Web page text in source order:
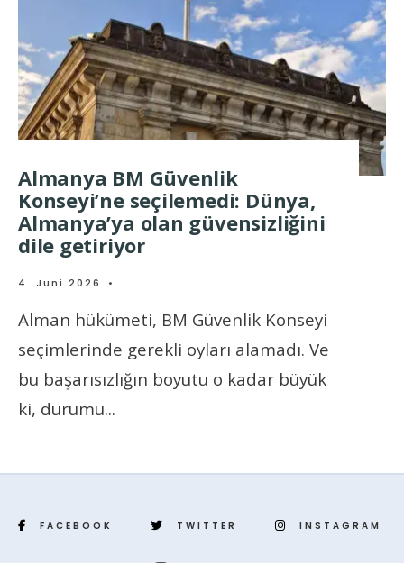
Almanya BM Güvenlik
Konseyi’ne seçilemedi: Dünya,
Almanya’ya olan güvensizliğini
dile getiriyor
4. Juni 2026 •
Alman hükümeti, BM Güvenlik Konseyi
seçimlerinde gerekli oyları alamadı. Ve
bu başarısızlığın boyutu o kadar büyük
ki, durumu...
FACEBOOK TWITTER INSTAGRAM